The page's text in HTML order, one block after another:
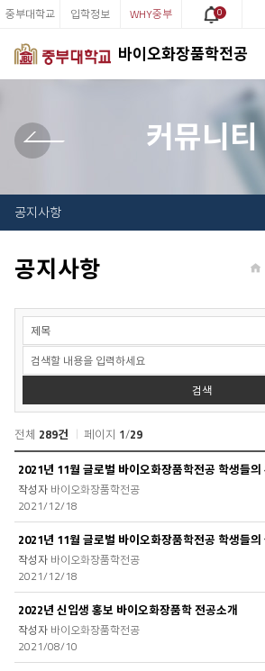
바이오화장품학전공
중부대학교 입학정보 WHY중부 0
커뮤니티
공지사항
공지사항
공
항
색
검색
전체 289건 페이지 1/29
지
사
항
목
록
바이오화장품학전공
2021/12/18
바이오화장품학전공
2021/12/18
2022년 신입생 홍보 바이오화장품학 전공소개
바이오화장품학전공
2021/08/10